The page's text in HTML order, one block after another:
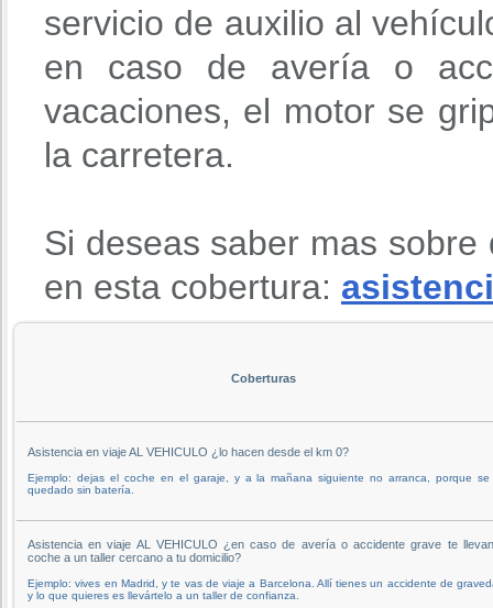
servicio de auxilio al
en caso de avería o
vacaciones, el motor se
la carretera.
Si deseas saber mas
en esta cobertura:
Coberturas
Asistencia en viaje AL VEHICULO ¿lo hacen desde el km 0?
Ejemplo: dejas el coche en el garaje, y a la mañana siguiente no arranca, porque se
quedado sin batería.
Asistencia en viaje AL VEHICULO ¿en caso de avería o accidente grave te
coche a un taller cercano a tu domicilio?
Ejemplo: vives en Madrid, y te vas de viaje a Barcelona. Allí tienes un accidente de
y lo que quieres es llevártelo a un taller de confianza.